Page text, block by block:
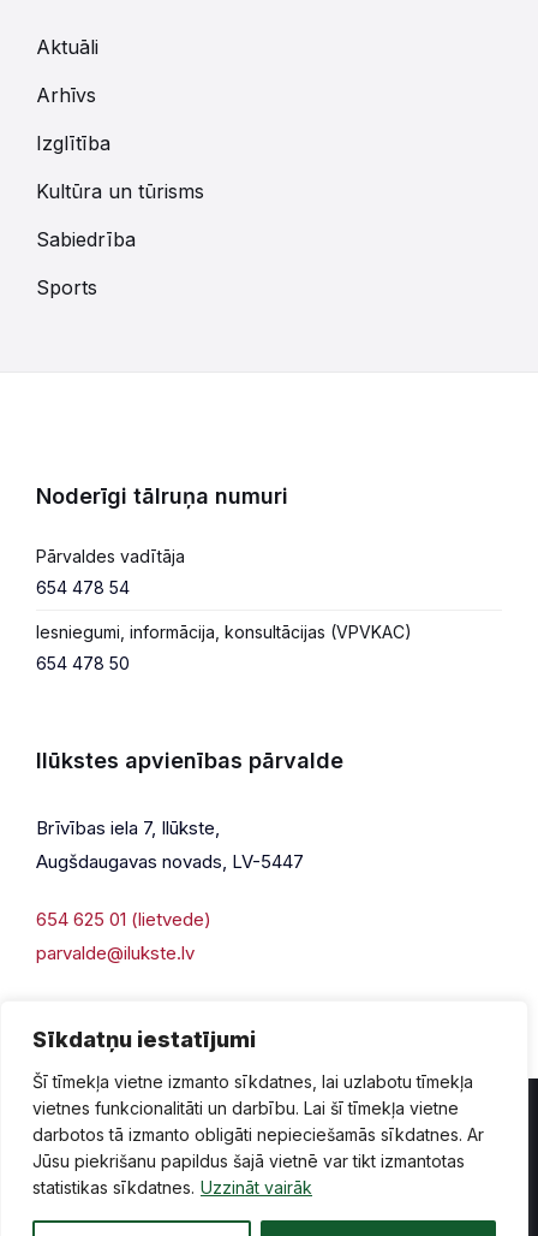
Sīkdatņu iestatījumi
Šī tīmekļa vietne izmanto sīkdatnes, lai uzlabotu tīmekļa
vietnes funkcionalitāti un darbību. Lai šī tīmekļa vietne
darbotos tā izmanto obligāti nepieciešamās sīkdatnes. Ar
Jūsu piekrišanu papildus šajā vietnē var tikt izmantotas
statistikas sīkdatnes. Uzzināt vairāk
Aktuāli
Arhīvs
Izglītība
Kultūra un tūrisms
Sabiedrība
Sports
Noderīgi tālruņa numuri
Pārvaldes vadītāja
654 478 54
Iesniegumi, informācija, konsultācijas (VPVKAC)
654 478 50
Ilūkstes apvienības pārvalde
Brīvības iela 7, Ilūkste,
Augšdaugavas novads, LV-5447
654 625 01 (lietvede)
parvalde@ilukste.lv
Privātuma politika Piekļūstamība
Lapas karte